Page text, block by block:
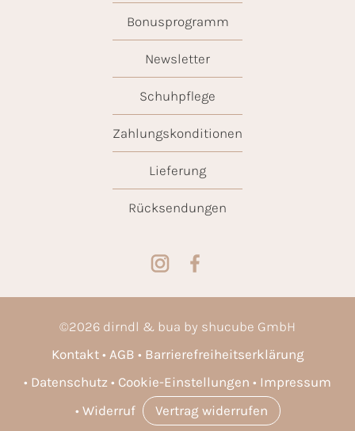
Bonusprogramm
Newsletter
Schuhpflege
Zahlungskonditionen
Lieferung
Rücksendungen
©2026 dirndl & bua by shucube GmbH
Kontakt
AGB
Barrierefreiheitserklärung
Datenschutz
Cookie-Einstellungen
Impressum
Widerruf
Vertrag widerrufen